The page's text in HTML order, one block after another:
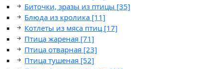
Биточки, зразы из птицы [35]
Блюда из кролика [11]
Котлеты из мяса птиц [17]
Птица жареная [71]
Птица отварная [23]
Птица тушеная [52]